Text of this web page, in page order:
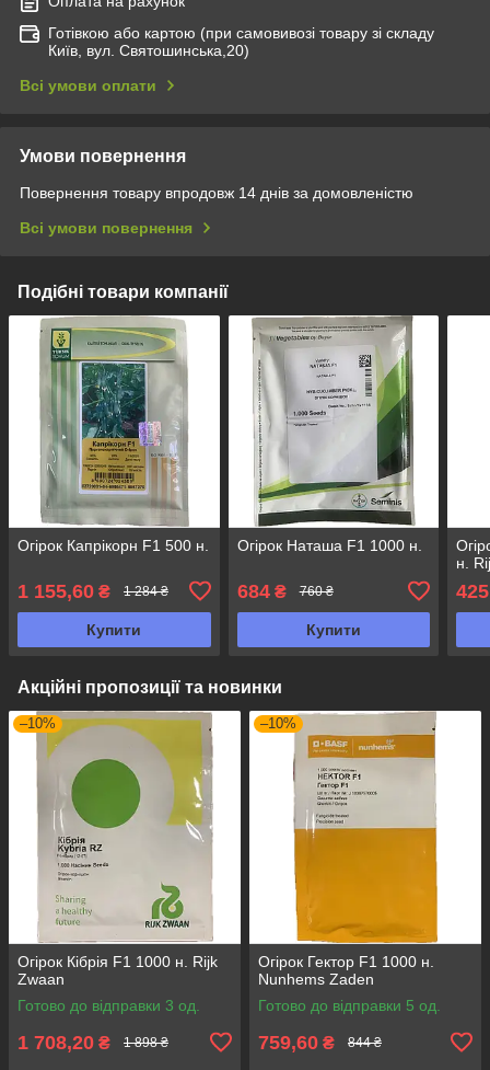
Готівкою або картою (при самовивозі товару зі складу
Київ, вул. Святошинська,20)
Всі умови оплати
Умови повернення
Повернення товару впродовж 14 днів за домовленістю
Всі умови повернення
Подібні товари компанії
Огірок Капрікорн F1 500 н.
1 155,60 ₴ 1 284 ₴
Купити
Огірок Наташа F1 1000 н.
684₴ 760 ₴
Купити
н.
Акційні пропозиції та новинки
–10%
Огірок Кібрія F1 1000 н. Rijk
Zwaan
Готово до відправки 3 од.
1 708,20 ₴ 1 898 ₴
–10%
Огірок Гектор F1 1000 н.
Nunhems Zaden
Готово до відправки 5 од.
759,60 ₴ 844 ₴